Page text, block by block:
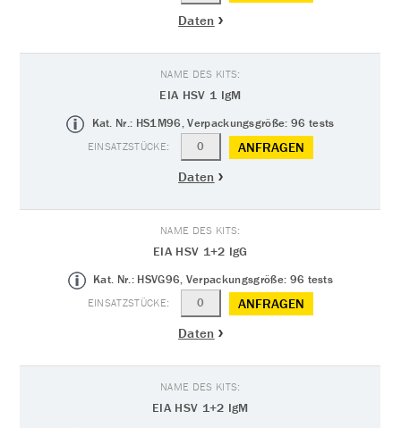
Daten
EIA HSV 1 IgM
Kat. Nr.: HS1M96, Verpackungsgröße: 96 tests
ANFRAGEN
Daten
EIA HSV 1+2 IgG
Kat. Nr.: HSVG96, Verpackungsgröße: 96 tests
ANFRAGEN
Daten
EIA HSV 1+2 IgM